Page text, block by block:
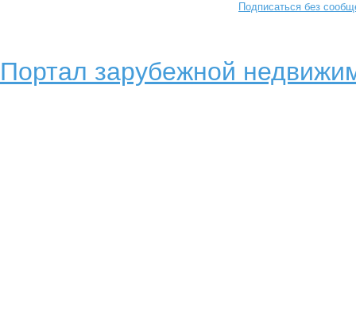
Подписаться без
Портал зарубежной